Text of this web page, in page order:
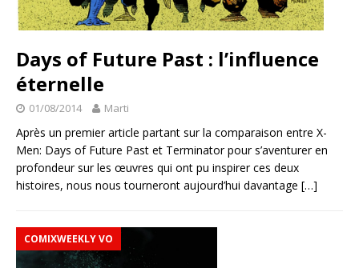
Days of Future Past : l’influence
éternelle
01/08/2014 Marti
Après un premier article partant sur la comparaison entre X-
Men: Days of Future Past et Terminator pour s’aventurer en
profondeur sur les œuvres qui ont pu inspirer ces deux
histoires, nous nous tourneront aujourd’hui davantage […]
COMIXWEEKLY VO